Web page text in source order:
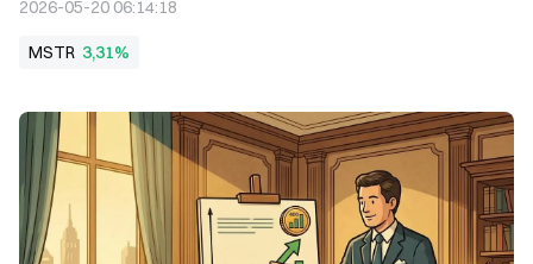
2026-05-20 06:14:18
MSTR 3,31%